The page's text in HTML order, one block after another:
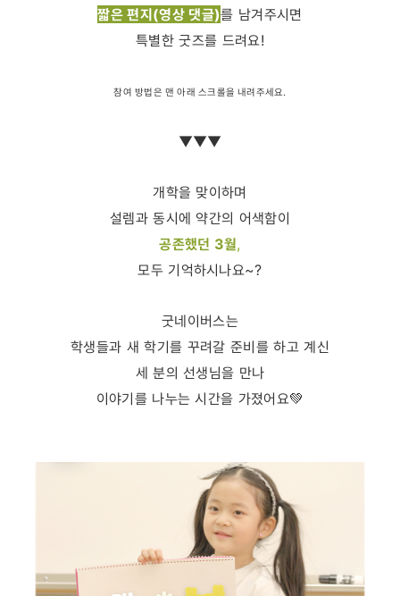
짧은 편지(영상 댓글)를 남겨주시면
특별한 굿즈를 드려요!
참여 방법은 맨 아래 스크롤을 내려주세요.
▼▼▼
개학을 맞이하며
설렘과 동시에 약간의 어색함이
공존했던 3월,
모두 기억하시나요~?
굿네이버스는
학생들과 새 학기를 꾸려갈 준비를 하고 계신
세 분의 선생님을 만나
이야기를 나누는 시간을 가졌어요💚